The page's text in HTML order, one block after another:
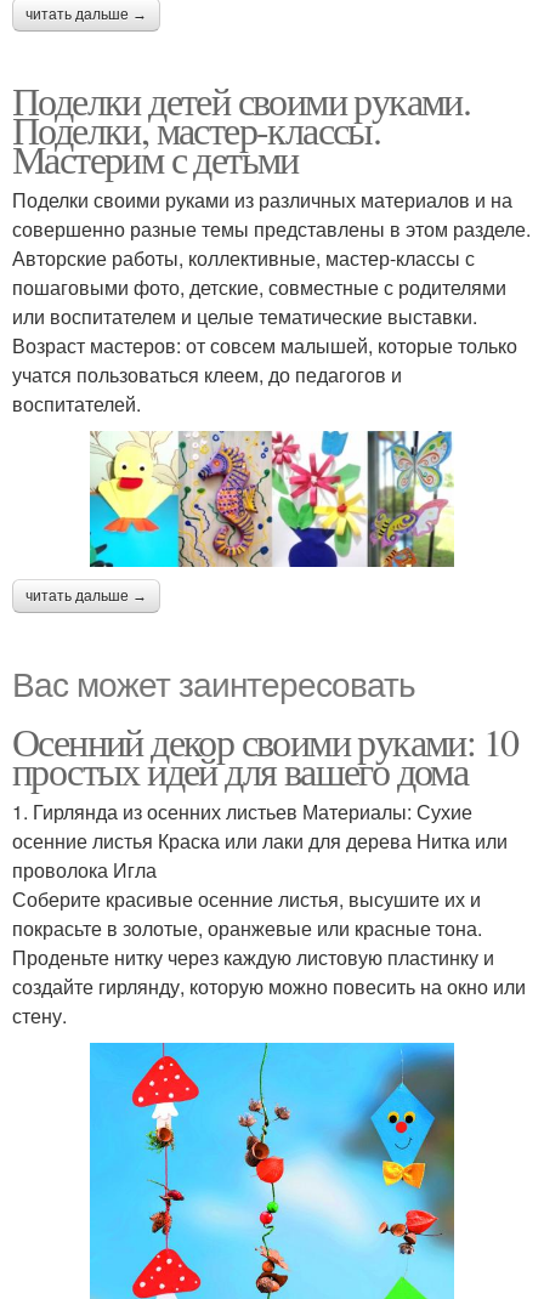
читать дальше →
Поделки детей своими руками.
Поделки, мастер-классы.
Мастерим с детьми
Поделки своими руками из различных материалов и на
совершенно разные темы представлены в этом разделе.
Авторские работы, коллективные, мастер-классы с
пошаговыми фото, детские, совместные с родителями
или воспитателем и целые тематические выставки.
Возраст мастеров: от совсем малышей, которые только
учатся пользоваться клеем, до педагогов и
воспитателей.
читать дальше →
Вас может заинтересовать
Осенний декор своими руками: 10
простых идей для вашего дома
1. Гирлянда из осенних листьев Материалы: Сухие
осенние листья Краска или лаки для дерева Нитка или
проволока Игла
Соберите красивые осенние листья, высушите их и
покрасьте в золотые, оранжевые или красные тона.
Проденьте нитку через каждую листовую пластинку и
создайте гирлянду, которую можно повесить на окно или
стену.